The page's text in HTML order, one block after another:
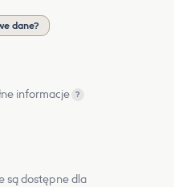
dane?
informacje ?
są dostępne dla